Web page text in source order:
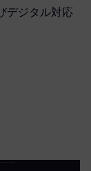
デジタル対応